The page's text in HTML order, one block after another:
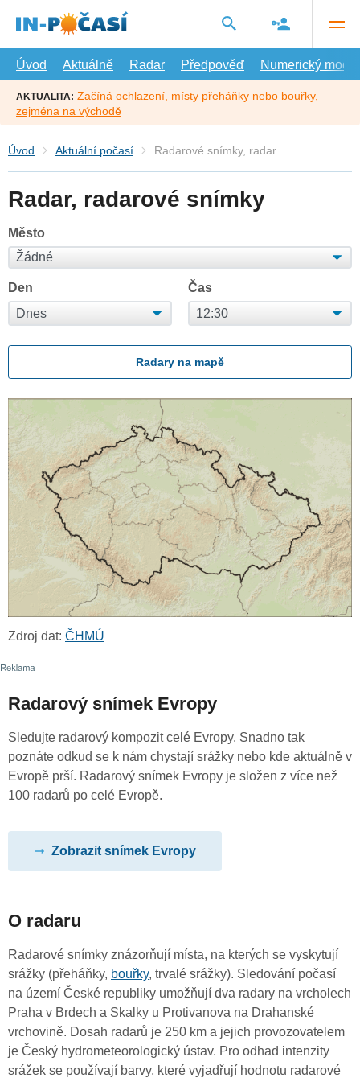
hlavní
Úvod
Aktuálně Radar Předpověď Numerický model
AKTUALITA: Začíná ochlazení, místy přeháňky nebo bouřky,
zejména na východě
Úvod Aktuální počasí Radarové snímky, radar
Radar, radarové snímky
Město
Den Čas
Radary na mapě
Zdroj dat: ČHMÚ
Radarový snímek Evropy
Sledujte radarový kompozit celé Evropy. Snadno tak
poznáte odkud se k nám chystají srážky nebo kde aktuálně v
Evropě prší. Radarový snímek Evropy je složen z více než
100 radarů po celé Evropě.
Zobrazit snímek Evropy
O radaru
Radarové snímky znázorňují místa, na kterých se vyskytují
srážky (přeháňky, bouřky, trvalé srážky). Sledování počasí
na území České republiky umožňují dva radary na vrcholech
Praha v Brdech a Skalky u Protivanova na Drahanské
vrchovině. Dosah radarů je 250 km a jejich provozovatelem
je Český hydrometeorologický ústav. Pro odhad intenzity
srážek se používají barvy, které vyjadřují hodnotu radarové